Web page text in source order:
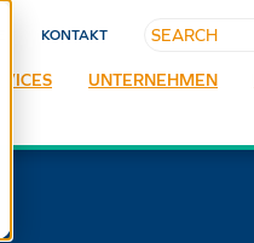
KONTAKT
UNTERNEHMEN